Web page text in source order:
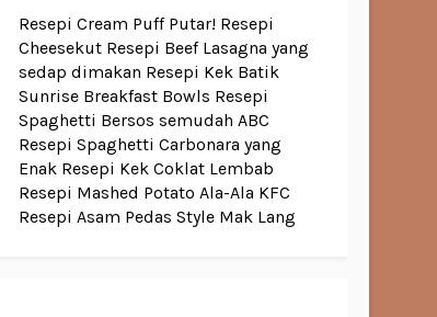
Resepi Cream Puff Putar! Resepi
Cheesekut Resepi Beef Lasagna yang
sedap dimakan Resepi Kek Batik
Sunrise Breakfast Bowls Resepi
Spaghetti Bersos semudah ABC
Resepi Spaghetti Carbonara yang
Enak Resepi Kek Coklat Lembab
Resepi Mashed Potato Ala-Ala KFC
Resepi Asam Pedas Style Mak Lang